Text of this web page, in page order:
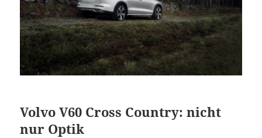
Volvo V60 Cross Country: nicht
nur Optik